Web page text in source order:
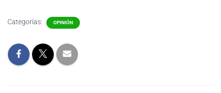
Categorías: OPINIÓN